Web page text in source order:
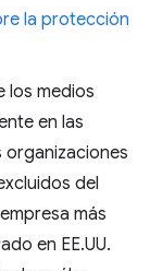
la protección
los medios
en las
organizaciones
del
más
en EE.UU.